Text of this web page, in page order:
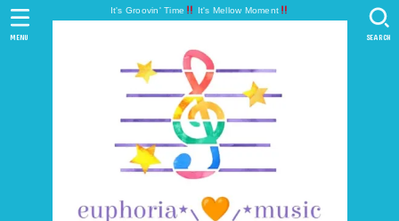
It's Groovin' Time It's Mellow Moment
SEARCH
MENU